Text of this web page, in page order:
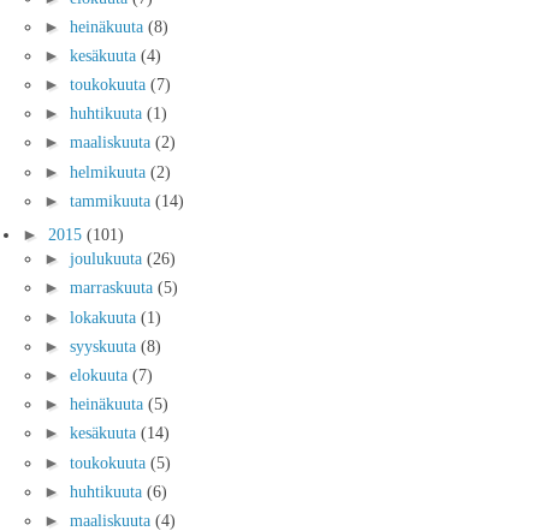
► heinäkuuta (8)
► kesäkuuta (4)
► toukokuuta (7)
► huhtikuuta (1)
► maaliskuuta (2)
► helmikuuta (2)
► tammikuuta (14)
► 2015 (101)
► joulukuuta (26)
► marraskuuta (5)
► lokakuuta (1)
► syyskuuta (8)
► elokuuta (7)
► heinäkuuta (5)
► kesäkuuta (14)
► toukokuuta (5)
► huhtikuuta (6)
► maaliskuuta (4)